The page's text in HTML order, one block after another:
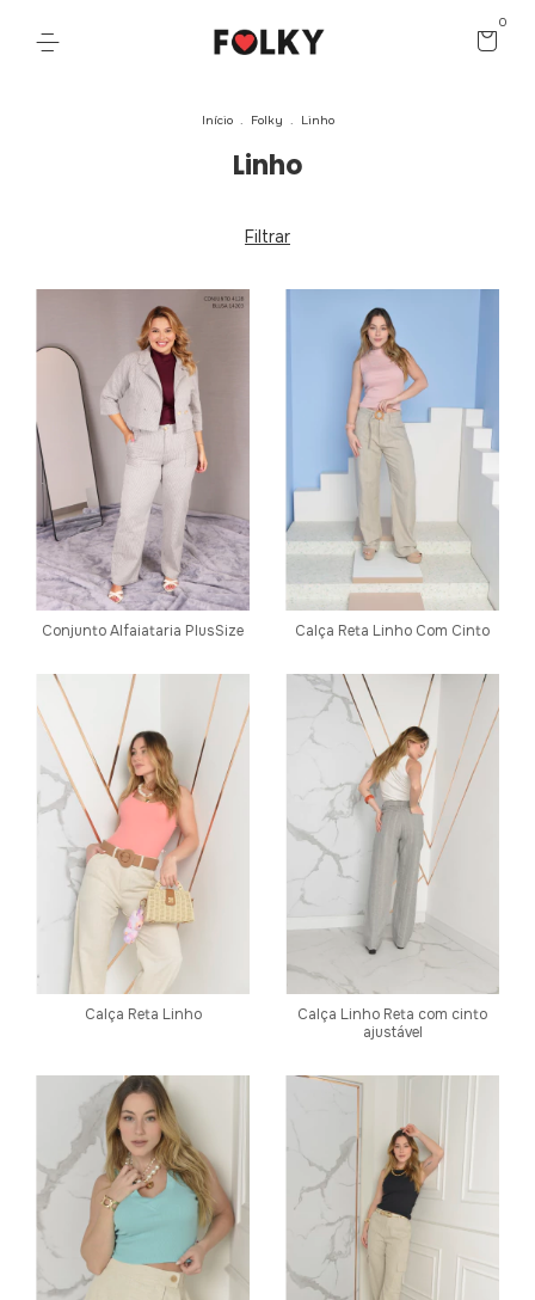
0
Início . Folky . Linho
Linho
Filtrar
Conjunto Alfaiataria PlusSize Calça Reta Linho Com Cinto
Calça Reta Linho
Calça Linho Reta com cinto
ajustável